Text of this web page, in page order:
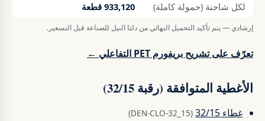
لكل شاحنة (حمولة كاملة)
933,120 قطعة
إرشادي — يتم تأكيد التحميل النهائي من دلتا النيل للصناعة قبل التسعير.
تعرّف على تشريح بريفورم PET التفاعلي ←
الأغطية المتوافقة (رقبة 32/15)
غطاء 32/15 (DEN-CLO-32_15)